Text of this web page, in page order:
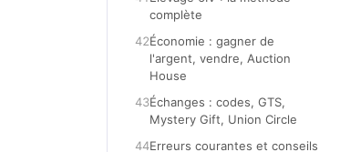
complète
42Économie : gagner de
l'argent, vendre, Auction
House
43Échanges : codes, GTS,
Mystery Gift, Union Circle
44Erreurs courantes et conseils